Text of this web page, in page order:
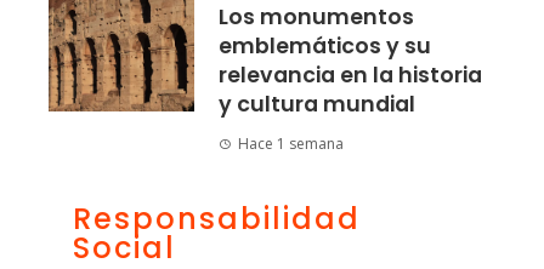
Los monumentos
emblemáticos y su
relevancia en la historia
y cultura mundial
Hace 1 semana
Responsabilidad
Social